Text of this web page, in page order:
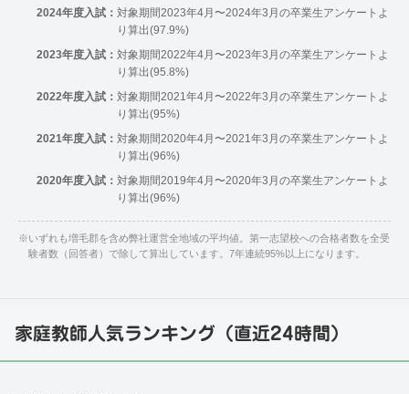
2024年度入試： 対象期間2023年4月〜2024年3月の卒業生アンケートよ
り算出(97.9%)
2023年度入試： 対象期間2022年4月〜2023年3月の卒業生アンケートよ
り算出(95.8%)
2022年度入試： 対象期間2021年4月〜2022年3月の卒業生アンケートよ
り算出(95%)
2021年度入試： 対象期間2020年4月〜2021年3月の卒業生アンケートよ
り算出(96%)
2020年度入試： 対象期間2019年4月〜2020年3月の卒業生アンケートよ
り算出(96%)
※いずれも増毛郡を含め弊社運営全地域の平均値。第一志望校への合格者数を全受
験者数（回答者）で除して算出しています。7年連続95%以上になります。
家庭教師人気ランキング（直近24時間）